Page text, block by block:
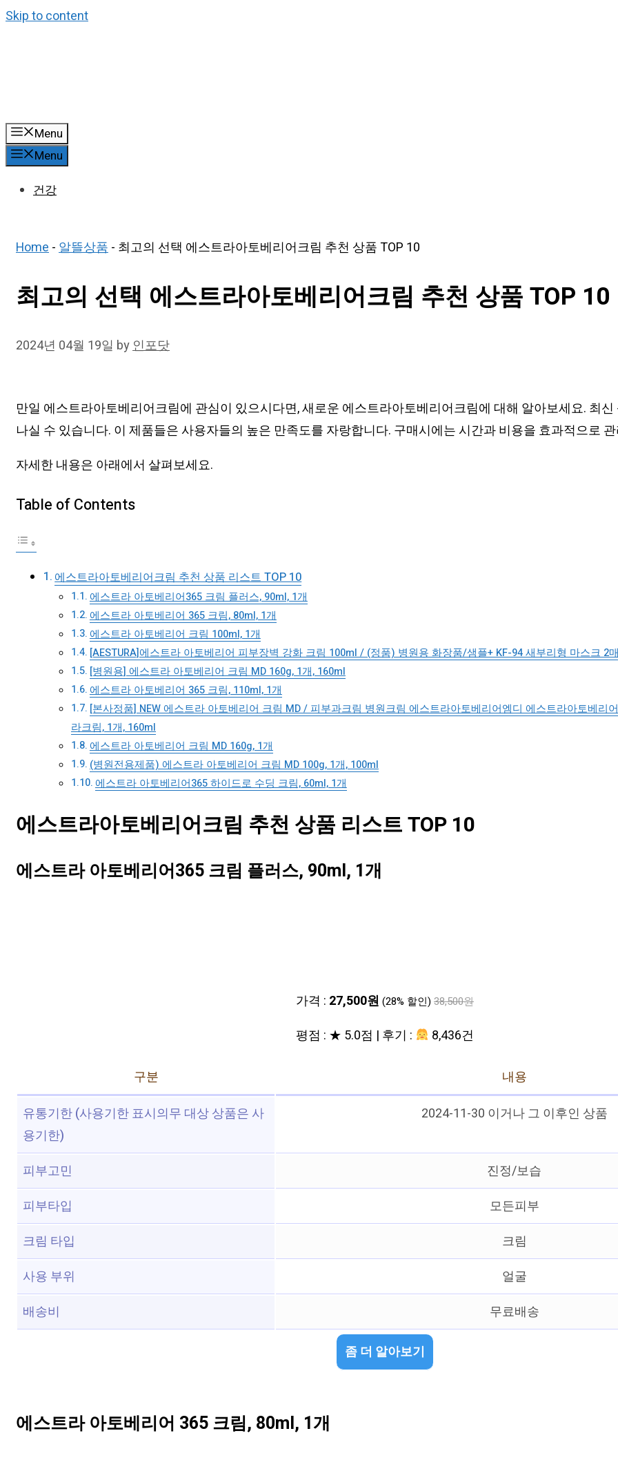
Skip to content
Menu
Menu
건강
Home-알뜰상품- 최고의 선택 에스트라아토베리어크림 추천 상품 TOP 10
최고의 선택 에스트라아토베리어크림 추천 상품 TOP 10
2024년 04월 19일 by인포닷
만일 에스트라아토베리어크림에 관심이 있으시다면, 새로운 에스트라아토베리어크림에 대해 알아보세요. 최
나실 수 있습니다. 이 제품들은 사용자들의 높은 만족도를 자랑합니다. 구매시에는 시간과 비용을 효과적으로
자세한 내용은 아래에서 살펴보세요.
Table of Contents
에스트라아토베리어크림 추천 상품 리스트 TOP 10
에스트라 아토베리어365 크림 플러스, 90ml, 1개
에스트라 아토베리어 365 크림, 80ml, 1개
에스트라 아토베리어 크림 100ml, 1개
[AESTURA]에스트라 아토베리어 피부장벽 강화 크림 100ml / (정품) 병원용 화장품/샘플+ KF-94 새부리형 마스크 2
[병원용] 에스트라 아토베리어 크림 MD 160g, 1개, 160ml
에스트라 아토베리어 365 크림, 110ml, 1개
[본사정품] NEW 에스트라 아토베리어 크림 MD / 피부과크림 병원크림 에스트라아토베리어엠디 에스트라아토베리
라크림, 1개, 160ml
에스트라 아토베리어 크림 MD 160g, 1개
(병원전용제품) 에스트라 아토베리어 크림 MD 100g, 1개, 100ml
에스트라 아토베리어365 하이드로 수딩 크림, 60ml, 1개
에스트라아토베리어크림 추천 상품 리스트 TOP 10
에스트라 아토베리어365 크림 플러스, 90ml, 1개
가격 : 27,500원 (28% 할인) 38,500원
평점 : ★ 5.0점 | 후기 : 8,436건
구분
내용
유통기한 (사용기한 표시의무 대상 상품은 사
용기한)
2024-11-30 이거나 그 이후인 상품
피부고민
진정/보습
피부타입
모든피부
크림 타입
크림
사용 부위
얼굴
배송비
무료배송
좀 더 알아보기
에스트라 아토베리어 365 크림, 80ml, 1개